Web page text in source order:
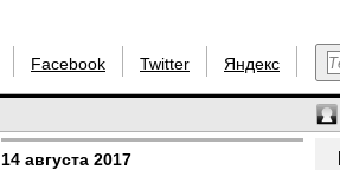
Facebook Twitter Яндекс
14 августа 2017